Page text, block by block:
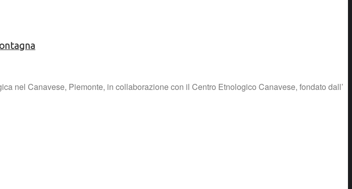
nel Canavese, Piemonte, in collaborazione con il Centro Etnologico Canavese, fondato dall’